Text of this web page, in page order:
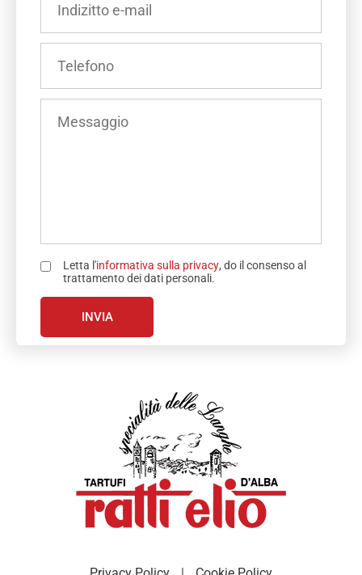
COGNOME
(OBBLIGATORIO)
MAIL
(OBBLIGATORIO)
TELEFONO
Letta l'informativa sulla privacy, do il consenso al
trattamento dei dati personali.